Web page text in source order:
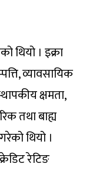
थियो । इक्रा
व्यावसायिक
क्षमता,
तथा बाह्य
थियो ।
रेटिङ